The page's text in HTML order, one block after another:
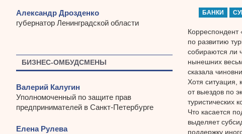
БАНКИ
Корреспондент
по развитию
собираются ли
нынешних
сказала
Хотя ситуация,
от выездов по
туристических
Что касается
выделяет
поддержку
Александр Дрозденко
губернатор Ленинградской области
БИЗНЕС-ОМБУДСМЕНЫ
Валерий Калугин
Уполномоченный по защите прав
предпринимателей в Санкт-Петербурге
Елена Рулева